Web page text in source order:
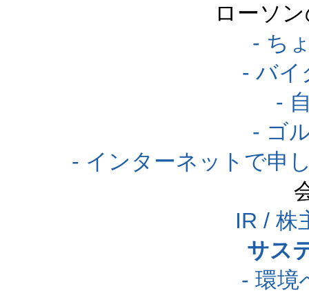
ローソ
- ち
- バイ
-
- ゴ
- インターネットで申
IR / 株
サス
- 環境